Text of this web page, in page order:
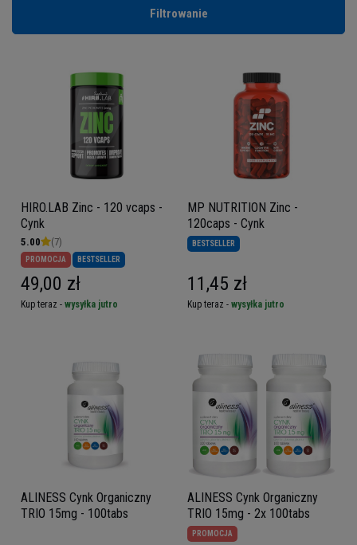
Filtrowanie
HIRO.LAB Zinc - 120 vcaps -
Cynk
5.00 (7)
PROMOCJA BESTSELLER
49,00 zł
Kup teraz - wysyłka jutro
MP NUTRITION Zinc -
120caps - Cynk
BESTSELLER
11,45 zł
Kup teraz - wysyłka jutro
ALINESS Cynk Organiczny
TRIO 15mg - 100tabs
ALINESS Cynk Organiczny
TRIO 15mg - 2x 100tabs
PROMOCJA